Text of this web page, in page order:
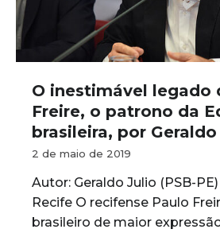
O inestimável legado
Freire, o patrono da
brasileira, por
2 de maio de 2019
Autor: Geraldo Julio (PSB-
Recife O recifense Paulo
brasileiro de maior